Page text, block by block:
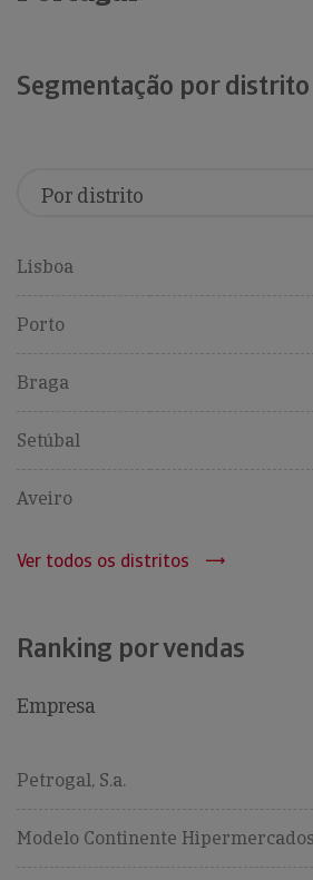
Segmentação por distrito
Lisboa
Porto
Braga
Setúbal
Aveiro
Ver todos os distritos
Ranking por vendas
Empresa
Petrogal, S.a.
Modelo Continente Hipermercados